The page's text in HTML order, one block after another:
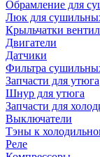
Обрамление для
Люк для
Крыльчатки
Двигатели
Датчики
Фильтра
Запчасти для утюга
Шнур для утюга
Запчасти для
Выключатели
Тэны к
Реле